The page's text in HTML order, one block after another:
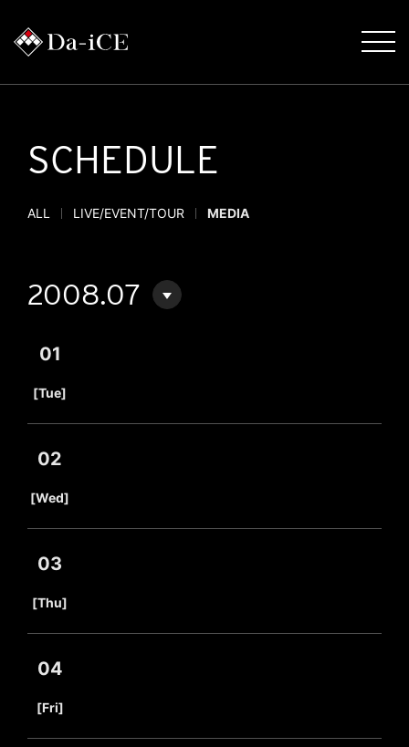
SCHEDULE
ALL LIVE/EVENT/TOUR MEDIA
2008.07
01
[Tue]
02
[Wed]
03
[Thu]
04
[Fri]